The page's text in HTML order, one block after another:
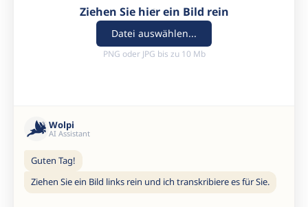
Ziehen Sie hier ein Bild rein
Datei auswählen...
PNG oder JPG bis zu 10 Mb
Wolpi
AI Assistant
Guten Tag!
Ziehen Sie ein Bild links rein und ich transkribiere es für Sie.